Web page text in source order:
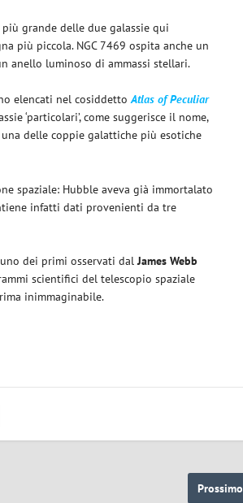
più grande delle due galassie qui
più piccola. NGC 7469 ospita anche un
anello luminoso di ammassi stellari.
elencati nel cosiddettoAtlas of Peculiar
‘particolari’, come suggerisce il nome,
delle coppie galattiche più esotiche
spaziale: Hubble aveva già immortalato
infatti dati provenienti da tre
dei primi osservati dalJames Webb
scientifici del telescopio spaziale
inimmaginabile.
Prossimo